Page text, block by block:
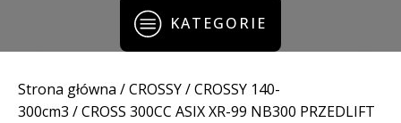
KATEGORIE
Strona główna /CROSSY/CROSSY 140-
300cm3 / CROSS 300CC ASIX XR-99 NB300 PRZEDLIFT